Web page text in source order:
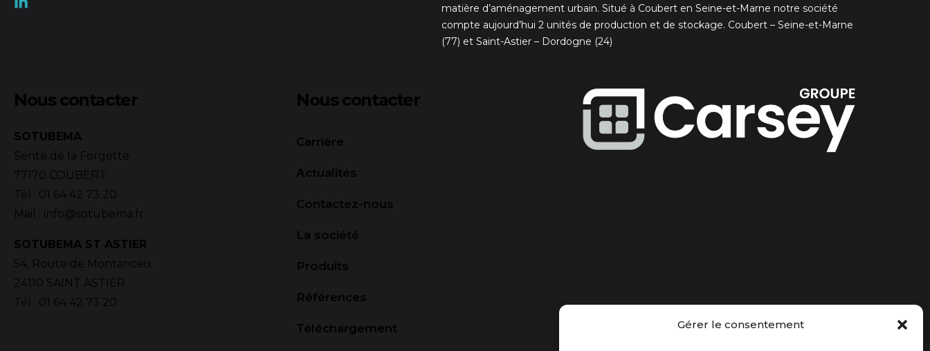
Gérer le consentement
matière d’aménagement urbain. Situé à Coubert en Seine-et-Marne notre société
compte aujourd’hui 2 unités de production et de stockage. Coubert – Seine-et-Marne
(77) et Saint-Astier – Dordogne (24)
Nous contacter
SOTUBEMA
Sente de la Forgette
77170 COUBERT
Tél : 01 64 42 73 20
Mail : info@sotubema.fr
SOTUBEMA ST ASTIER
54, Route de Montanceix
24110 SAINT ASTIER
Tél : 01 64 42 73 20
Nous contacter
Carrière
Actualités
Contactez-nous
La société
Produits
Références
Téléchargement